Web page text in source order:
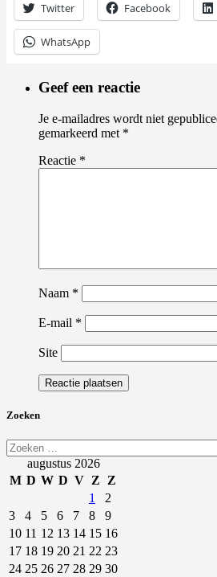
Twitter Facebook
WhatsApp
Geef een reactie
Je e-mailadres wordt niet
gemarkeerd met *
Reactie *
Naam *
E-mail *
Site
Zoeken
Zoeken
naar:augustus 2026
M D W D V Z
Z
1
2
3
4 5 6 7 8
9
10 11 12 13 14 15 16
17 18 19 20 21 22 23
24 25 26 27 28 29 30